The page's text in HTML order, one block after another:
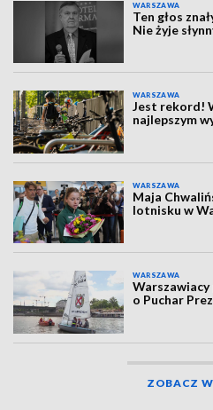
WARSZAWA
Ten głos
Nie żyje
WARSZAWA
Jest rekord!
najlepszym
WARSZAWA
Maja
lotnisku w
WARSZAWA
Warszawiacy
o Puchar
ZOBACZ